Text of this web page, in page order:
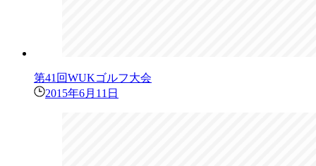
第41回WUKゴルフ大会
2015年6月11日